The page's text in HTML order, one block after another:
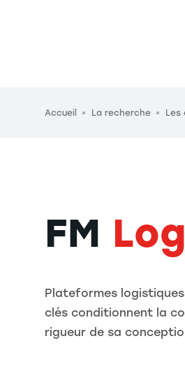
Fil d'Ariane
Accueil La recherche Les
FM
Plateformes
clés conditionnent la
rigueur de sa